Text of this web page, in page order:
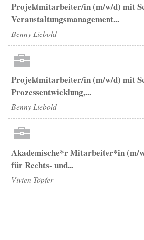
Projektmitarbeiter/in (m/w/d) mit
Veranstaltungsmanagement...
Benny Liebold
Projektmitarbeiter/in (m/w/d) mit
Prozessentwicklung,...
Benny Liebold
Akademische*r Mitarbeiter*in (m/
für Rechts- und...
Vivien Töpfer